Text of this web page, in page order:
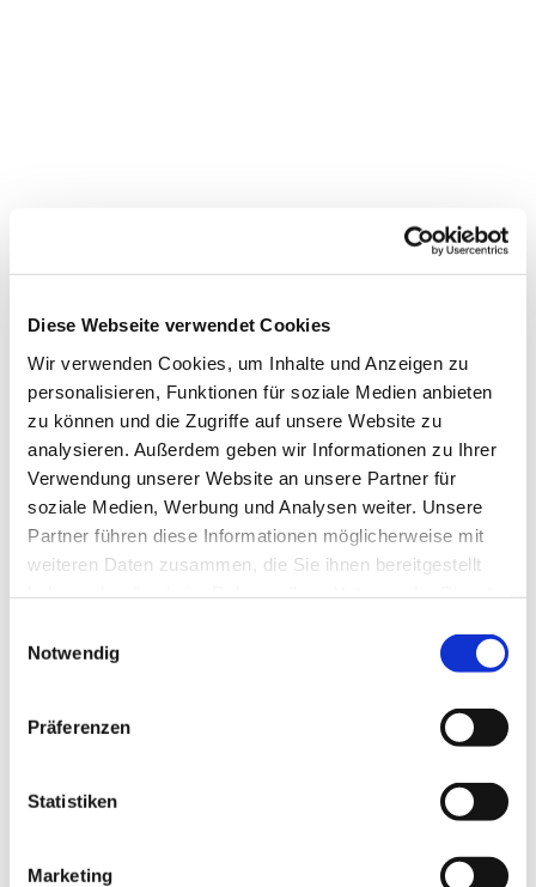
Diese Webseite verwendet Cookies
Wir verwenden Cookies, um Inhalte und Anzeigen zu
personalisieren, Funktionen für soziale Medien anbieten
zu können und die Zugriffe auf unsere Website zu
analysieren. Außerdem geben wir Informationen zu Ihrer
Verwendung unserer Website an unsere Partner für
soziale Medien, Werbung und Analysen weiter. Unsere
Partner führen diese Informationen möglicherweise mit
weiteren Daten zusammen, die Sie ihnen bereitgestellt
Notwendig
Präferenzen
Statistiken
Marketing
Dies könnte Sie auch
interessieren